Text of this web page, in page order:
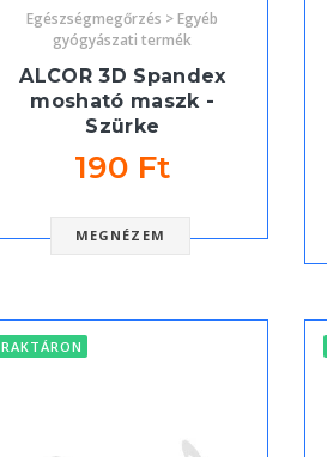
Egészségmegőrzés > Egyéb
gyógyászati termék
ALCOR 3D Spandex
mosható maszk -
Szürke
190 Ft
MEGNÉZEM
RAKTÁRON